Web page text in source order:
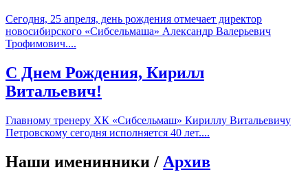
Сегодня, 25 апреля, день рождения отмечает директор
новосибирского «Сибсельмаша» Александр Валерьевич
Трофимович....
С Днем Рождения, Кирилл
Витальевич!
Главному тренеру ХК «Сибсельмаш» Кириллу Витальевичу
Петровскому сегодня исполняется 40 лет....
Наши именинники / Архив